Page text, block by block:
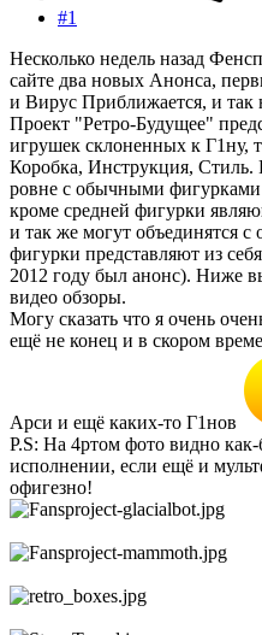
#1
Несколько недель назад
сайте два новых Анонса,
и Вирус Приближается, и так
Проект "Ретро-Будущее"
игрушек склоненных к Г1ну,
Коробка, Инструкция, Стиль.
ровне с обычными
кроме средней фигурки
и так же могут объединятся
фигурки представляют из
2012 году был анонс). Ниже
видео обзоры.
Могу сказать что я очень
ещё не конец и в скором
Арси и ещё каких-то Г1нов
P.S: На 4ртом фото видно
исполнении, если ещё и
офигезно!